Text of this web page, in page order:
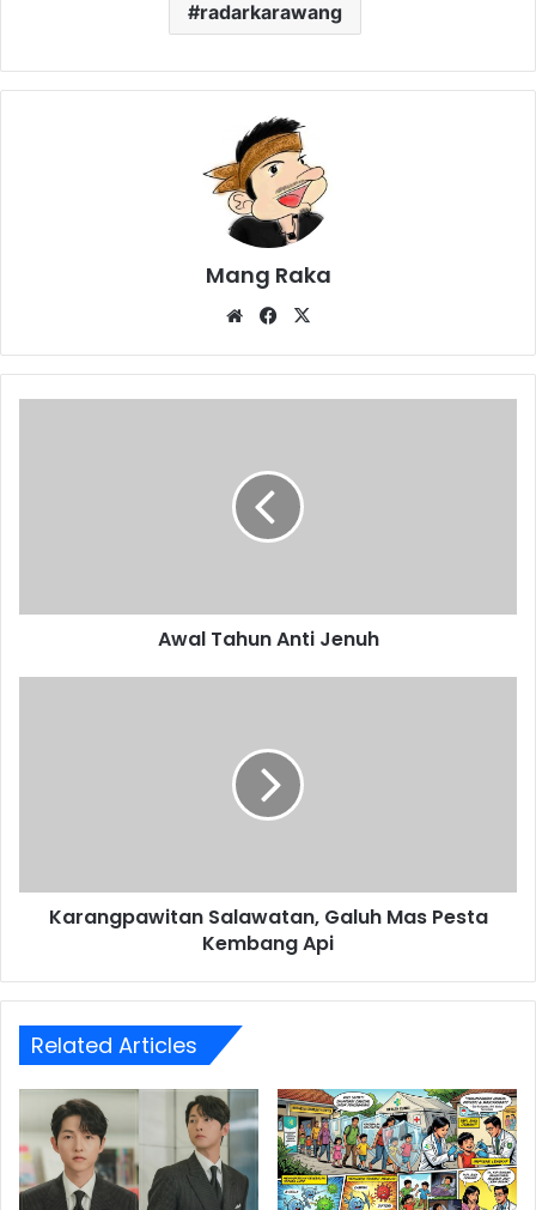
radarkarawang
Mang Raka
WebsiteFacebook
Awal Tahun Anti Jenuh
Karangpawitan Salawatan, Galuh Mas Pesta
Kembang Api
Related Articles